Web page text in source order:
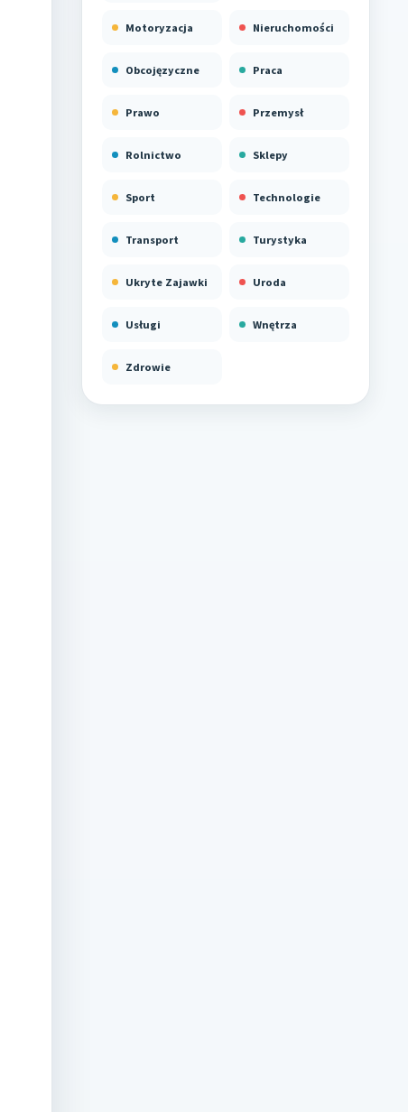
Motoryzacja Nieruchomości
Obcojęzyczne Praca
Prawo Przemysł
Rolnictwo Sklepy
Sport Technologie
Transport Turystyka
Ukryte Zajawki Uroda
Usługi Wnętrza
Zdrowie